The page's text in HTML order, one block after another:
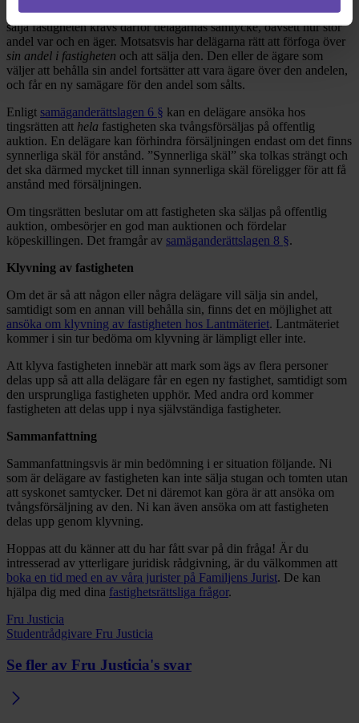
för förfogande över den samägda fastigheten i desshelhet. För att
sälja fastigheten krävs därför delägarnas samtycke, oavsett hur stor
andel var och en äger. Motsatsvis har delägarna rätt att förfoga över
sin andel i fastigheten och att sälja den. Den eller de ägare som
väljer att behålla sin andel fortsätter att vara ägare över den andelen,
och får en ny samägare för den andel som sålts.
Enligt samäganderättslagen 6 § kan en delägare ansöka hos
tingsrätten att hela fastigheten ska tvångsförsäljas på offentlig
auktion. En delägare kan förhindra försäljningen endast om det finns
synnerliga skäl för anstånd. ”Synnerliga skäl” ska tolkas strängt och
det ska därmed mycket till innan synnerliga skäl föreligger för att få
anstånd med försäljningen.
Om tingsrätten beslutar om att fastigheten ska säljas på offentlig
auktion, ombesörjer en god man auktionen och fördelar
köpeskillingen. Det framgår av samäganderättslagen 8 §.
Klyvning av fastigheten
Om det är så att någon eller några delägare vill sälja sin andel,
samtidigt som en annan vill behålla sin, finns det en möjlighet att
ansöka om klyvning av fastigheten hos Lantmäteriet. Lantmäteriet
kommer i sin tur bedöma om klyvning är lämpligt eller inte.
Att klyva fastigheten innebär att mark som ägs av flera personer
delas upp så att alla delägare får en egen ny fastighet, samtidigt som
den ursprungliga fastigheten upphör. Med andra ord kommer
fastigheten att delas upp i nya självständiga fastigheter.
Sammanfattning
Sammanfattningsvis är min bedömning i er situation följande. Ni
som är delägare av fastigheten kan inte sälja stugan och tomten utan
att syskonet samtycker. Det ni däremot kan göra är att ansöka om
tvångsförsäljning av den. Ni kan även ansöka om att fastigheten
delas upp genom klyvning.
Hoppas att du känner att du har fått svar på din fråga! Är du
intresserad av ytterligare juridisk rådgivning, är du välkommen att
boka en tid med en av våra jurister på Familjens Jurist. De kan
hjälpa dig med dina fastighetsrättsliga frågor.
Fru Justicia
Studentrådgivare Fru Justicia
Se fler av Fru Justicia's svar